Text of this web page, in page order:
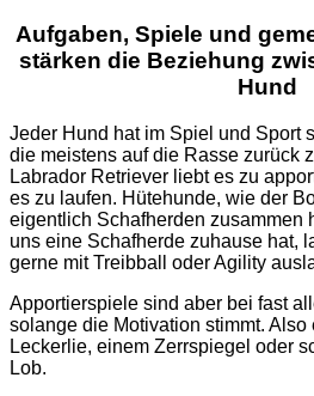
Aufgaben, Spiele und
stärken die Beziehung
Hund
Jeder Hund hat im Spiel und Sport
die meistens auf die Rasse zurück
Labrador Retriever liebt es zu
es zu laufen. Hütehunde, wie der
eigentlich Schafherden zusammen
uns eine Schafherde zuhause hat,
gerne mit Treibball oder Agility
Apportierspiele sind aber bei fast
solange die Motivation stimmt.
Leckerlie, einem Zerrspiegel oder
Lob.